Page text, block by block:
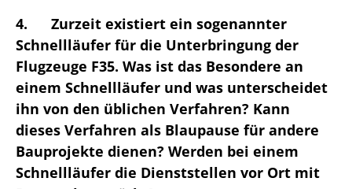
4. Zurzeit existiert ein sogenannter
Schnellläufer für die Unterbringung der
Flugzeuge F35. Was ist das Besondere an
einem Schnellläufer und was unterscheidet
ihn von den üblichen Verfahren? Kann
dieses Verfahren als Blaupause für andere
Bauprojekte dienen? Werden bei einem
Schnellläufer die Dienststellen vor Ort mit